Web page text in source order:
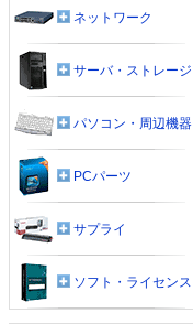
ネットワーク
サーバ・ストレージ
パソコン・周辺機器
PCパーツ
サプライ
ソフト・ライセンス